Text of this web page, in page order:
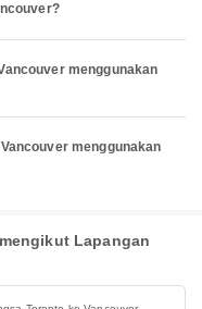
menggunakan
menggunakan
Lapangan